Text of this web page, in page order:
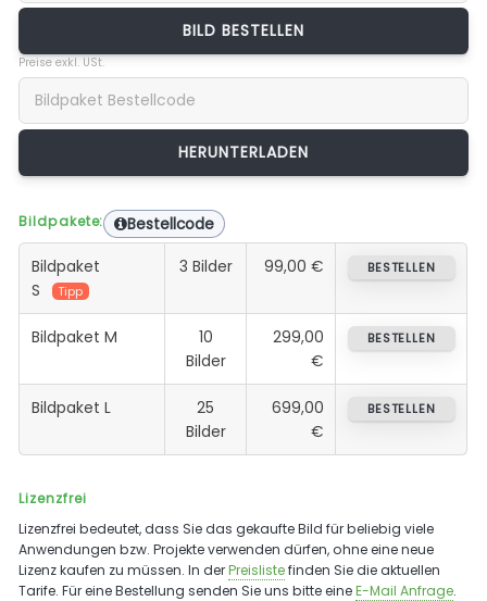
BILD BESTELLEN
Preise exkl. USt.
Bildpakete: Bestellcode
Bildpaket
S
Tipp
3 Bilder 99,00 € BESTELLEN
Bildpaket M
10
Bilder
299,00
€
BESTELLEN
Bildpaket L
25
Bilder
699,00
€
BESTELLEN
Lizenzfrei
Lizenzfrei bedeutet, dass Sie das gekaufte Bild für beliebig viele
Anwendungen bzw. Projekte verwenden dürfen, ohne eine neue
Lizenz kaufen zu müssen. In derPreislistefinden Sie die aktuellen
Tarife. Für eine Bestellung senden Sie uns bitte eineE-Mail Anfrage.